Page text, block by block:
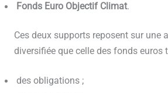
Fonds Euro Objectif Climat.
Ces deux supports reposent sur une
diversifiée que celle des fonds euros
des obligations ;